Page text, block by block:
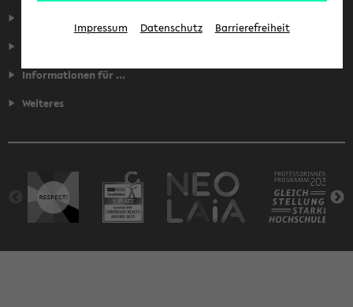
Informationen für ...
Weiteres
Impressum Datenschutz Barrierefreiheit